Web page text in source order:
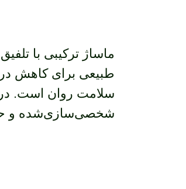
ماساژ ترکیبی با
طبیعی برای کاهش
سلامت روان است. در
شخصی‌سازی‌شده و